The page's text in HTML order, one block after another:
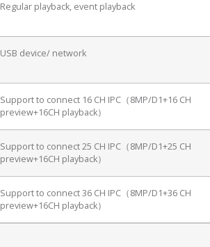
Regular playback, event playback
USB device/ network
Support to connect 16 CH IPC（8MP/D1+16 CH
preview+16CH playback）
Support to connect 25 CH IPC（8MP/D1+25 CH
preview+16CH playback）
Support to connect 36 CH IPC（8MP/D1+36 CH
preview+16CH playback）